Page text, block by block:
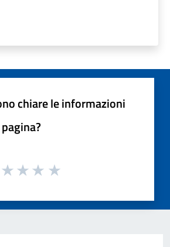
chiare le informazioni